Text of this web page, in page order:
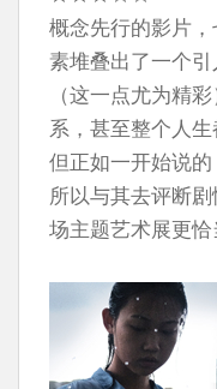
概念先行的影片
素堆叠出了一个
（这一点尤为精
系，甚至整个人
但正如一开始说
所以与其去评断
场主题艺术展更恰